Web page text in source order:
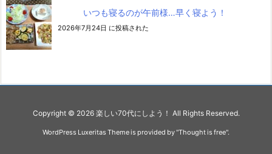
いつも寝るのが午前様…早く寝よう！
2026年7月24日 に投稿された
Copyright © 2026 楽しい70代にしよう！ All Rights Reserved.
WordPress Luxeritas Theme is provided by "Thought is free".